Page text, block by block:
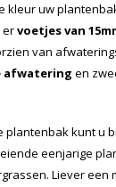
kleur uw
ervoetjes van
van
afwatering en
plantenbak kunt u
eenjarige
Liever een